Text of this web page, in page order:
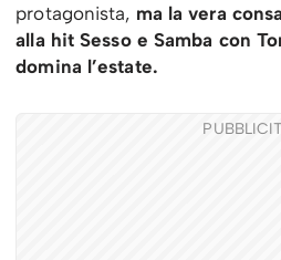
protagonista, ma la vera
alla hit Sesso e Samba con
domina l’estate.